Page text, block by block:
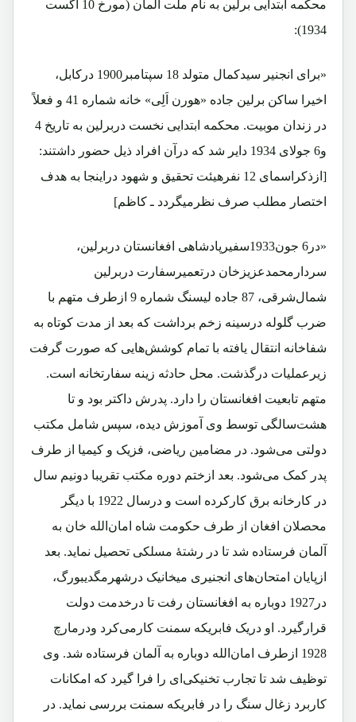
محکمه ابتدایی برلین به نام ملت آلمان (مورخ 10 اگست
1934):
«برای انجنیر سیدکمال متولد 18 سپتامبر1900 درکابل،
اخیرا ساکن برلین جاده «هورن اَلِی» خانه شماره 41 و فعلاً
در زندان موبیت. محکمه ابتدایی نخست دربرلین به تاریخ 4
و6 جولای 1934 دایر شد که درآن افراد ذیل حضور داشتند:
[ازذکراسمای 12 نفرهیئت تحقیق و شهود دراینجا به هدف
اختصار مطلب صرف نظرمیگردد ـ کاظم]
«در6 جون1933سفیرپادشاهی افغانستان دربرلین،
سردارمحمدعزیزخان درتعمیرسفارت دربرلین
شمال‌شرقی، 87 جاده لیسنگ شماره 9 ازطرف متهم با
ضرب گلوله درسینه زخم برداشت که بعد از مدت کوتاه به
شفاخانه انتقال یافته با تمام کوشش‌هایی که صورت گرفت
زیرعملیات درگذشت. محل حادثه زینه سفارتخانه است.
متهم تابعیت افغانستان را دارد. پدرش داکتر بود و تا
هشت‌سالگی توسط وی آموزش دیده، سپس شامل مکتب
دولتی می‌شود. در مضامین ریاضی، فزیک و کیمیا از طرف
پدر کمک می‌شود. بعد ازختم دوره مکتب تقریبا دونیم سال
در کارخانه برق کارکرده است و درسال 1922 با دیگر
محصلان افغان از طرف حکومت شاه امان‌الله خان به
آلمان فرستاده شد تا در رشتۀ مسلکی تحصیل نماید. بعد
ازپایان امتحان‌های انجنیری میخانیک درشهرمگدیبورگ،
در1927 دوباره به افغانستان رفت تا درخدمت دولت
قرارگیرد. او دریک فابریکه سمنت کارمی‌کرد ودرمارچ
1928 ازطرف امان‌الله دوباره به آلمان فرستاده شد. وی
توظیف شد تا تجارب تخنیکی‌ای را فرا گیرد که امکانات
کاربرد زغال سنگ را در فابریکه سمنت بررسی نماید. در